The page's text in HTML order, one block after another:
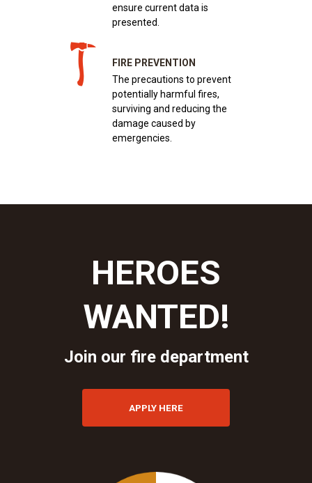
ensure current data is
presented.
FIRE PREVENTION
The precautions to prevent
potentially harmful fires,
surviving and reducing the
damage caused by
emergencies.
HEROES
WANTED!
Join our fire department
APPLY HERE